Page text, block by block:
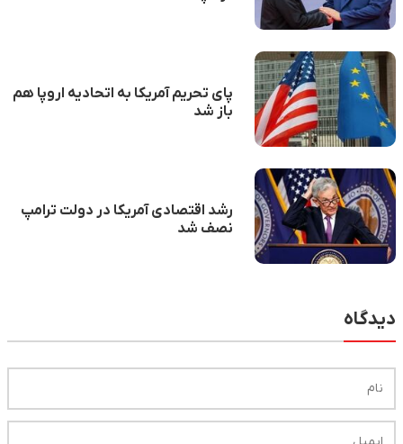
پای تحریم آمریکا به اتحادیه اروپا هم
باز شد
رشد اقتصادی آمریکا در دولت ترامپ
نصف شد
دیدگاه